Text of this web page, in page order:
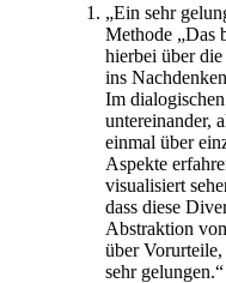
„Ein sehr
Methode „Das
hierbei über
ins
Im
untereinander,
einmal über
Aspekte
visualisiert
dass diese
Abstraktion
über
sehr gelungen.“